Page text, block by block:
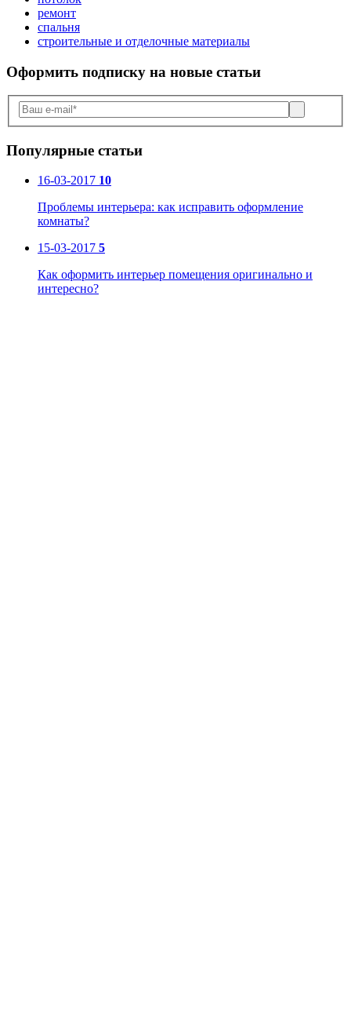
ремонт
спальня
строительные и отделочные материалы
Оформить подписку на новые статьи
Популярные статьи
16-03-2017 10
Проблемы интерьера: как исправить оформление
комнаты?
15-03-2017 5
Как оформить интерьер помещения оригинально и
интересно?